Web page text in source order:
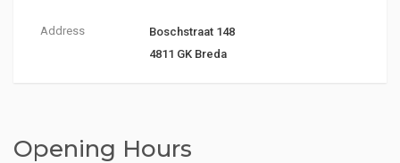
Address
Boschstraat 148
4811 GK Breda
Opening Hours